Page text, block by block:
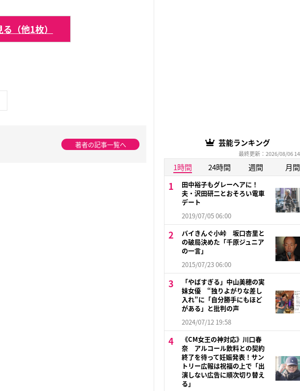
（他1枚）
著者の記事一覧へ 芸能ランキング
最終更新：2026/08/06
1時間 24時間 週間 月間
田中裕子もグレーヘアに！
夫・沢田研二とおそろい電車
デート
2019/07/05 06:00
バイきんぐ小峠 坂口杏里と
の破局決めた「千原ジュニア
の一言」
2015/07/23 06:00
「やばすぎる」中山美穂の実
妹女優 “独りよがりな差し
入れ”に「自分勝手にもほど
がある」と批判の声
2024/07/12 19:58
《CM女王の神対応》川口春
奈 アルコール飲料との契約
終了を待って妊娠発表！サン
トリー広報は祝福の上で「出
演しない広告に順次切り替え
る」